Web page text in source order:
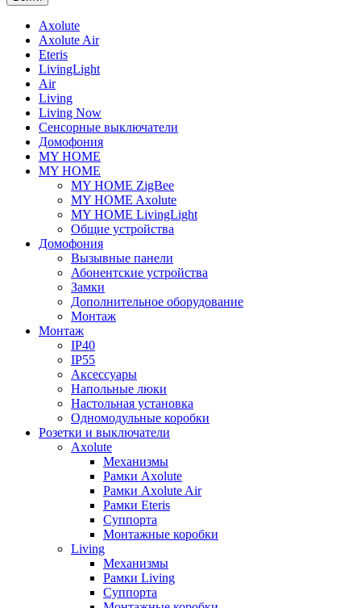
Axolute
Axolute Air
Eteris
LivingLight
Air
Living
Living Now
Сенсорные выключатели
Домофония
MY HOME
MY HOME
MY HOME ZigBee
MY HOME Axolute
MY HOME LivingLight
Общие устройства
Домофония
Вызывные панели
Абонентские устройства
Замки
Дополнительное оборудование
Монтаж
Монтаж
IP40
IP55
Аксессуары
Напольные люки
Настольная установка
Одномодульные коробки
Розетки и выключатели
Axolute
Механизмы
Рамки Axolute
Рамки Axolute Air
Рамки Eteris
Суппорта
Монтажные коробки
Living
Механизмы
Рамки Living
Суппорта